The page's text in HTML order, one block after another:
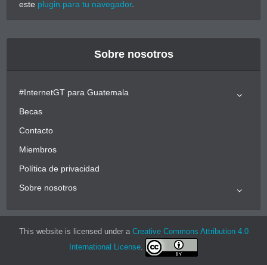
este plugin para tu navegador.
Sobre nosotros
#InternetGT para Guatemala
Becas
Contacto
Miembros
Política de privacidad
Sobre nosotros
This website is licensed under a Creative Commons Attribution 4.0
International License